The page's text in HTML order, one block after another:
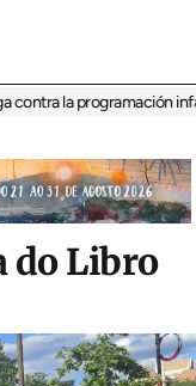
la programación infantil
do Libro